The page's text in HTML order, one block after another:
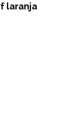
laranja